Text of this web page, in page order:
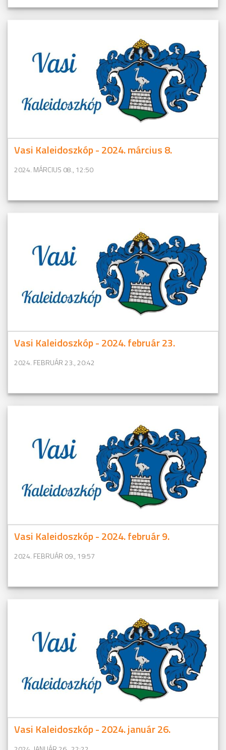
Vasi Kaleidoszkóp - 2024. március 8.
2024. MÁRCIUS 08., 12:50
Vasi Kaleidoszkóp - 2024. február 23.
2024. FEBRUÁR 23., 20:42
Vasi Kaleidoszkóp - 2024. február 9.
2024. FEBRUÁR 09., 19:57
Vasi Kaleidoszkóp - 2024. január 26.